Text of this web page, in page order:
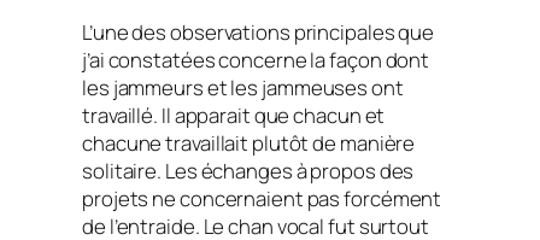
L’une des observations principales que
j’ai constatées concerne la façon dont
les jammeurset les jammeusesont
travaillé. Il apparait que chacun et
chacune travaillait plutôt de manière
solitaire. Les échanges à propos des
projets ne concernaient pas forcément
de l’entraide. Le chan vocal fut surtout